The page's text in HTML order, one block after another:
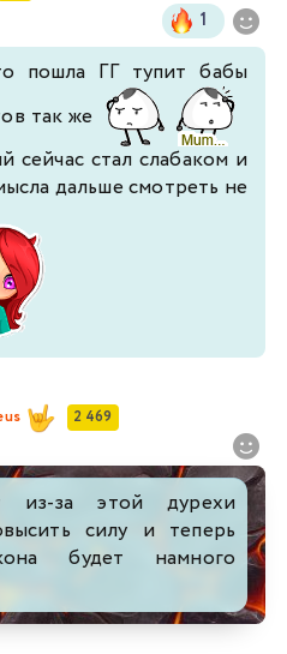
1
пошла ГГ тупит бабы
так же
сейчас стал слабаком и
дальше смотреть не
2 469
за этой дурехи
силу и теперь
будет намного